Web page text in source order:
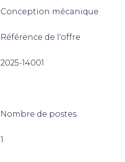
Conception mécanique
Référence de l'offre
2025-14001
Nombre de postes
1